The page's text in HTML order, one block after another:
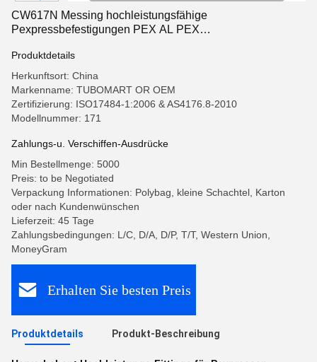
CW617N Messing hochleistungsfähige
Pexpressbefestigungen PEX AL PEX
Produktdetails
Herkunftsort: China
Markenname: TUBOMART OR OEM
Zertifizierung: ISO17484-1:2006 & AS4176.8-2010
Modellnummer: 171
Zahlungs-u. Verschiffen-Ausdrücke
Min Bestellmenge: 5000
Preis: to be Negotiated
Verpackung Informationen: Polybag, kleine Schachtel, Karton
oder nach Kundenwünschen
Lieferzeit: 45 Tage
Zahlungsbedingungen: L/C, D/A, D/P, T/T, Western Union,
MoneyGram
Erhalten Sie besten Preis
Produktdetails Produkt-Beschreibung